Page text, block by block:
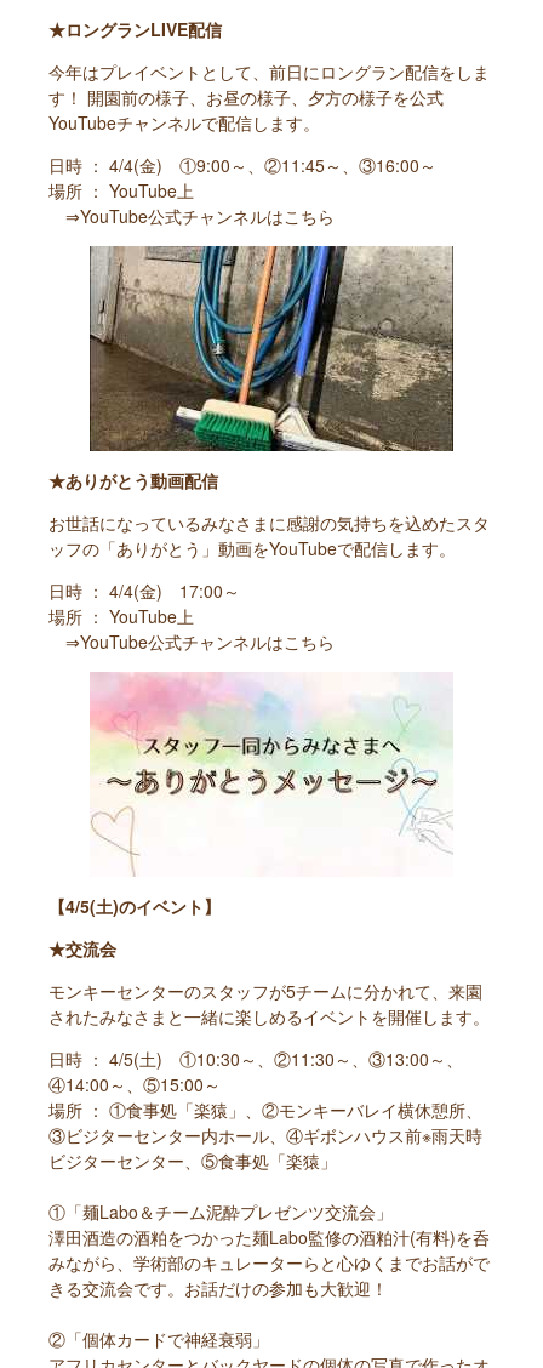
★ロングランLIVE配信
今年はプレイベントとして、前日にロングラン配信をしま
す！ 開園前の様子、お昼の様子、夕方の様子を公式
YouTubeチャンネルで配信します。
日時 ： 4/4(金) ①9:00～、②11:45～、③16:00～
場所 ： YouTube上
⇒YouTube公式チャンネルはこちら
★ありがとう動画配信
お世話になっているみなさまに感謝の気持ちを込めたスタ
ッフの「ありがとう」動画をYouTubeで配信します。
日時 ： 4/4(金) 17:00～
場所 ： YouTube上
⇒YouTube公式チャンネルはこちら
【4/5(土)のイベント】
★交流会
モンキーセンターのスタッフが5チームに分かれて、来園
されたみなさまと一緒に楽しめるイベントを開催します。
日時 ： 4/5(土) ①10:30～、②11:30～、③13:00～、
④14:00～、⑤15:00～
場所 ： ①食事処「楽猿」、②モンキーバレイ横休憩所、
③ビジターセンター内ホール、④ギボンハウス前※雨天時
ビジターセンター、⑤食事処「楽猿」
①「麺Labo＆チーム泥酔プレゼンツ交流会」
澤田酒造の酒粕をつかった麺Labo監修の酒粕汁(有料)を呑
みながら、学術部のキュレーターらと心ゆくまでお話がで
きる交流会です。お話だけの参加も大歓迎！
②「個体カードで神経衰弱」